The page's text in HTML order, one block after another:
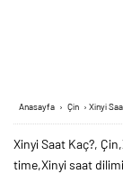
Anasayfa › Çin › Xinyi
Xinyi Saat Kaç?,
time,Xinyi saat